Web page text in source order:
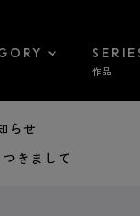
作品
らせ
きまして